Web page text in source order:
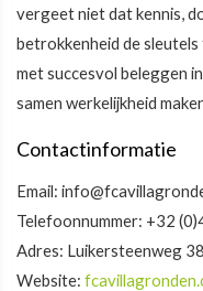
vergeet niet dat kennis,
betrokkenheid de
met succesvol beleggen
samen werkelijkheid
Contactinformatie
Email:
Telefoonnummer: +32
Adres: Luikersteenweg
Website: